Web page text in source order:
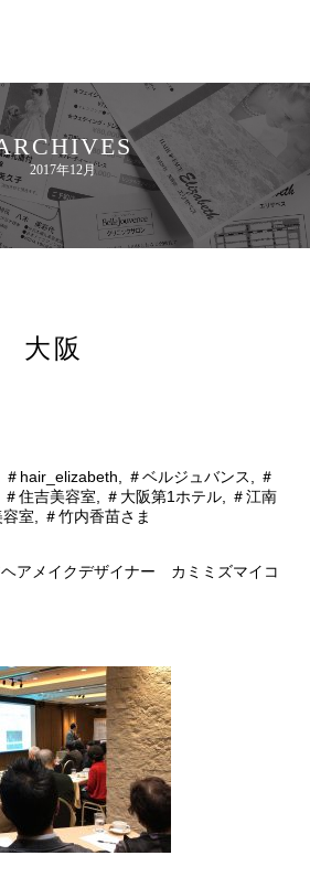
2017年12月
大阪
＃hair_elizabeth ＃ベルジュバンス
＃
＃住吉美容室 ＃大阪第1ホテル
＃江南
容室 ＃竹内香苗さま
アメイクデザイナー カミミズマイコ